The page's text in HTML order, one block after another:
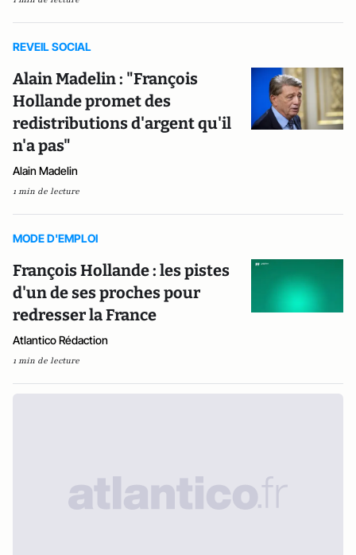
REVEIL SOCIAL
Alain Madelin : "François
Hollande promet des
redistributions d'argent qu'il
n'a pas"
Alain Madelin
1 min de lecture
MODE D'EMPLOI
François Hollande : les pistes
d'un de ses proches pour
redresser la France
Atlantico Rédaction
1 min de lecture